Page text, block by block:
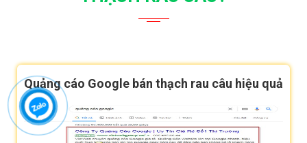
Quảng cáo Google bán thạch rau câu hiệu quả